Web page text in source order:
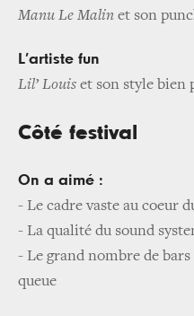
Manu Le Malin et son
L’artiste fun
Lil’ Louis et son style bien
Côté festival
On a aimé :
- Le cadre vaste au coeur
- La qualité du sound
- Le grand nombre de
queue